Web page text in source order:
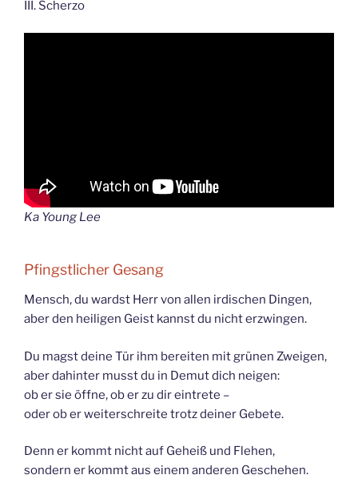
III. Scherzo
Ka Young Lee
Pfingstlicher Gesang
Mensch, du wardst Herr von allen irdischen Dingen,
aber den heiligen Geist kannst du nicht erzwingen.
Du magst deine Tür ihm bereiten mit grünen Zweigen,
aber dahinter musst du in Demut dich neigen:
ob er sie öffne, ob er zu dir eintrete –
oder ob er weiterschreite trotz deiner Gebete.
Denn er kommt nicht auf Geheiß und Flehen,
sondern er kommt aus einem anderen Geschehen.